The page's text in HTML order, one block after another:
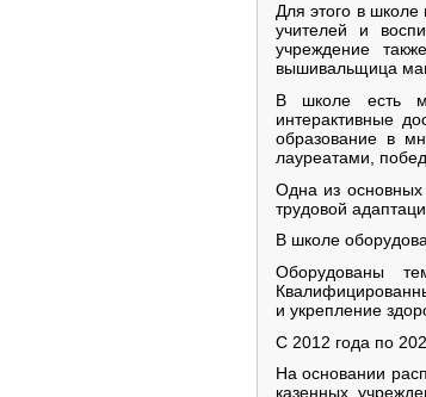
Для этого в
учителей и
учреждение
вышивальщица
В школе есть
интерактивные
образование в
лауреатами,
Одна из основных
трудовой
В школе
Оборудованы
и укрепление
С 2012 года по
На основании
казенных